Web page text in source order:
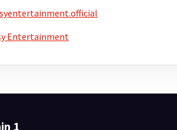
Entertainment
1